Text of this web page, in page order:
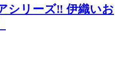
シリーズ‼ 伊織いお